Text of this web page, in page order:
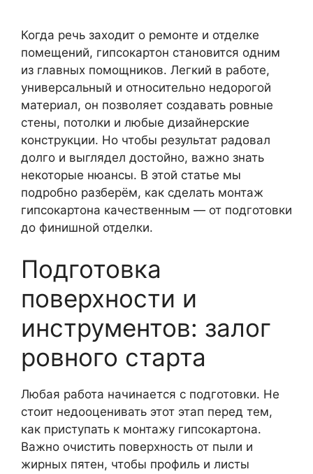
Когда речь заходит о ремонте и отделке
помещений, гипсокартон становится одним
из главных помощников. Легкий в работе,
универсальный и относительно недорогой
материал, он позволяет создавать ровные
стены, потолки и любые дизайнерские
конструкции. Но чтобы результат радовал
долго и выглядел достойно, важно знать
некоторые нюансы. В этой статье мы
подробно разберём, как сделать монтаж
гипсокартона качественным — от подготовки
до финишной отделки.
Подготовка
поверхности и
инструментов: залог
ровного старта
Любая работа начинается с подготовки. Не
стоит недооценивать этот этап перед тем,
как приступать к монтажу гипсокартона.
Важно очистить поверхность от пыли и
жирных пятен, чтобы профиль и листы